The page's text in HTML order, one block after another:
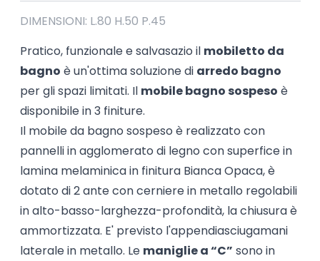
DIMENSIONI: L.80 H.50 P.45
Pratico, funzionale e salvasazio il mobiletto da
bagno è un'ottima soluzione di arredo bagno
per gli spazi limitati. Il mobile bagno sospeso è
disponibile in 3 finiture.
Il mobile da bagno sospeso è realizzato con
pannelli in agglomerato di legno con superfice in
lamina melaminica in finitura Bianca Opaca, è
dotato di 2 ante con cerniere in metallo regolabili
in alto-basso-larghezza-profondità, la chiusura è
ammortizzata. E' previsto l'appendiasciugamani
laterale in metallo. Le maniglie a “C” sono in